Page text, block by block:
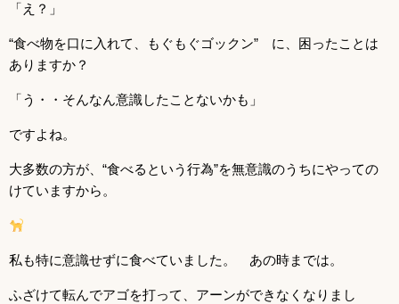
「え？」
“食べ物を口に入れて、もぐもぐゴックン” に、困ったことは
ありますか？
「う・・そんなん意識したことないかも」
ですよね。
大多数の方が、“食べるという行為”を無意識のうちにやっての
けていますから。
私も特に意識せずに食べていました。 あの時までは。
ふざけて転んでアゴを打って、アーンができなくなりまし